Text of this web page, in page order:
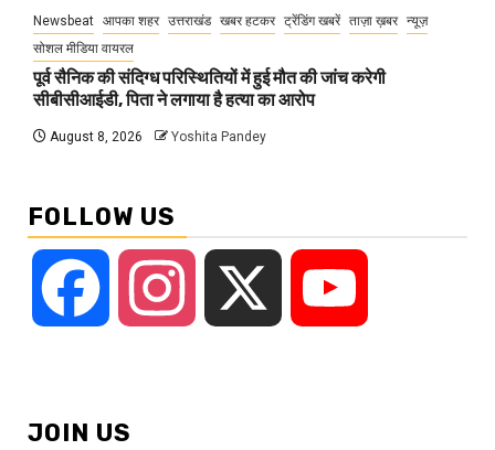
Newsbeat आपका शहर उत्तराखंड खबर हटकर ट्रेंडिंग खबरें ताज़ा ख़बर न्यूज़
सोशल मीडिया वायरल
पूर्व सैनिक की संदिग्ध परिस्थितियों में हुई मौत की जांच करेगी
सीबीसीआईडी, पिता ने लगाया है हत्या का आरोप
August 8, 2026 Yoshita Pandey
FOLLOW US
Facebook Instagram
JOIN US